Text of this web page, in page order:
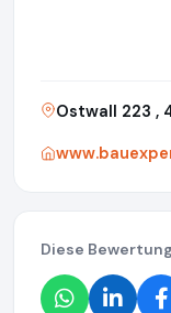
Ostwall 223 ,
Diese